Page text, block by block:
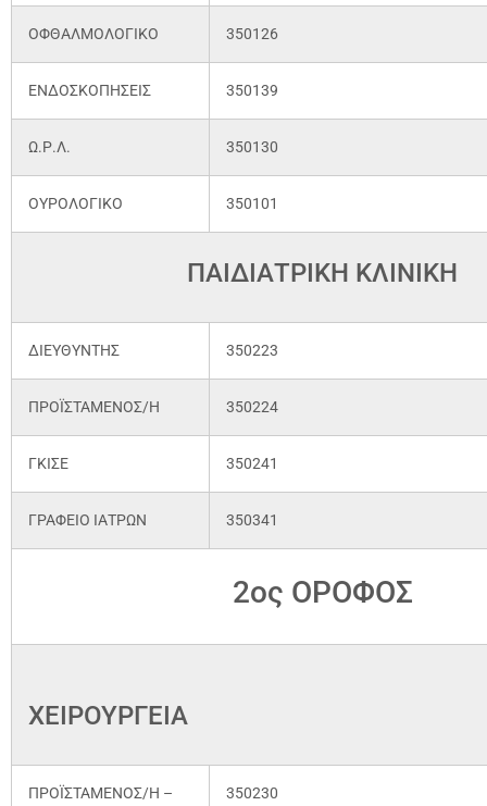
ΟΦΘΑΛΜΟΛΟΓΙΚΟ 350126
ΕΝΔΟΣΚΟΠΗΣΕΙΣ 350139
Ω.Ρ.Λ. 350130
ΟΥΡΟΛΟΓΙΚΟ 350101
ΠΑΙΔΙΑΤΡΙΚΗ ΚΛΙΝΙΚΗ
ΔΙΕΥΘΥΝΤΗΣ 350223
ΠΡΟΪΣΤΑΜΕΝΟΣ/Η 350224
ΓΚΙΣΕ 350241
ΓΡΑΦΕΙΟ ΙΑΤΡΩΝ 350341
2ος ΟΡΟΦΟΣ
ΧΕΙΡΟΥΡΓΕΙΑ
ΠΡΟΪΣΤΑΜΕΝΟΣ/Η –
350230